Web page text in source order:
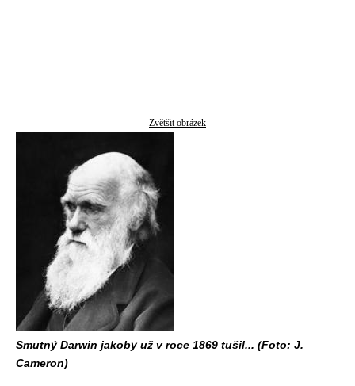
Zvětšit obrázek
Smutný Darwin jakoby už v roce 1869 tušil... (Foto: J.
Cameron)